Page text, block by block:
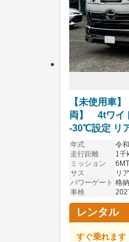
【未使用車
両】 4tワイ
-30℃設定 リ
年式
令
走行距離
1千
ミッション
6MT
サス
リ
パワーゲート 格納
車検
レンタル
すぐ乗れます